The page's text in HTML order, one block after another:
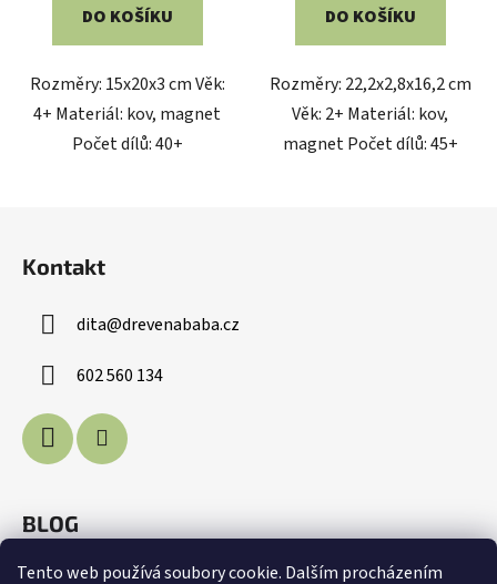
Tento web používá soubory cookie. Dalším procházením
DO KOŠÍKU
Rozměry: 15x20x3 cm Věk:
4+ Materiál: kov, magnet
Počet dílů: 40+
DO KOŠÍKU
Rozměry: 22,2x2,8x16,2 cm
Věk: 2+ Materiál: kov,
magnet Počet dílů: 45+
Kontakt
dita@drevenababa.cz
602 560 134
BLOG
Voda je život